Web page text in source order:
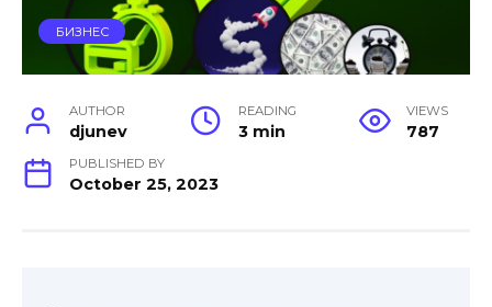
БИЗНЕС
AUTHOR
djunev
READING
3 min
VIEWS
787
PUBLISHED BY
October 25, 2023